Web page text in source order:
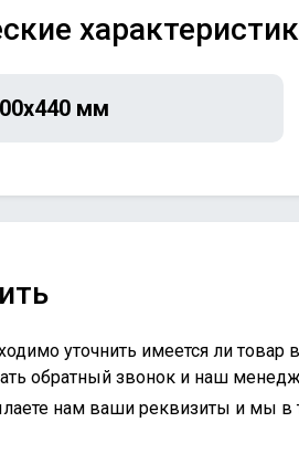
мм
уточнить имеется ли
обратный звонок и наш
нам ваши реквизиты и мы в